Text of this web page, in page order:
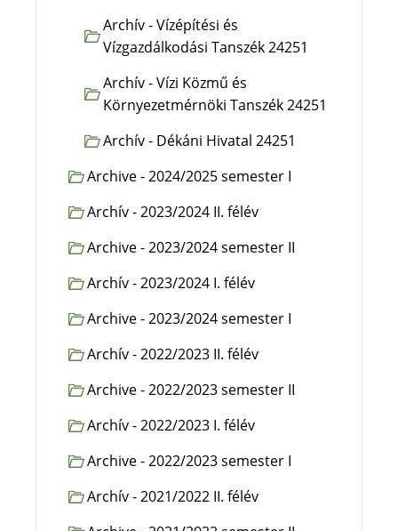
Archív - Vízépítési és
Vízgazdálkodási Tanszék 24251
Archív - Vízi Közmű és
Környezetmérnöki Tanszék 24251
Archív - Dékáni Hivatal 24251
Archive - 2024/2025 semester I
Archív - 2023/2024 II. félév
Archive - 2023/2024 semester II
Archív - 2023/2024 I. félév
Archive - 2023/2024 semester I
Archív - 2022/2023 II. félév
Archive - 2022/2023 semester II
Archív - 2022/2023 I. félév
Archive - 2022/2023 semester I
Archív - 2021/2022 II. félév